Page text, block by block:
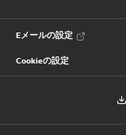
Eメールの設定
Cookieの設定